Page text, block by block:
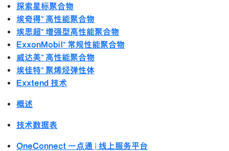
探索星标聚合物
埃奇得™ 高性能聚合物
埃思超™ 增强型高性能聚合物
ExxonMobil™ 常规性能聚合物
威达美™ 高性能聚合物
埃佳特™ 聚烯烃弹性体
Exxtend 技术
概述
技术数据表
OneConnect 一点通 | 线上服务平台